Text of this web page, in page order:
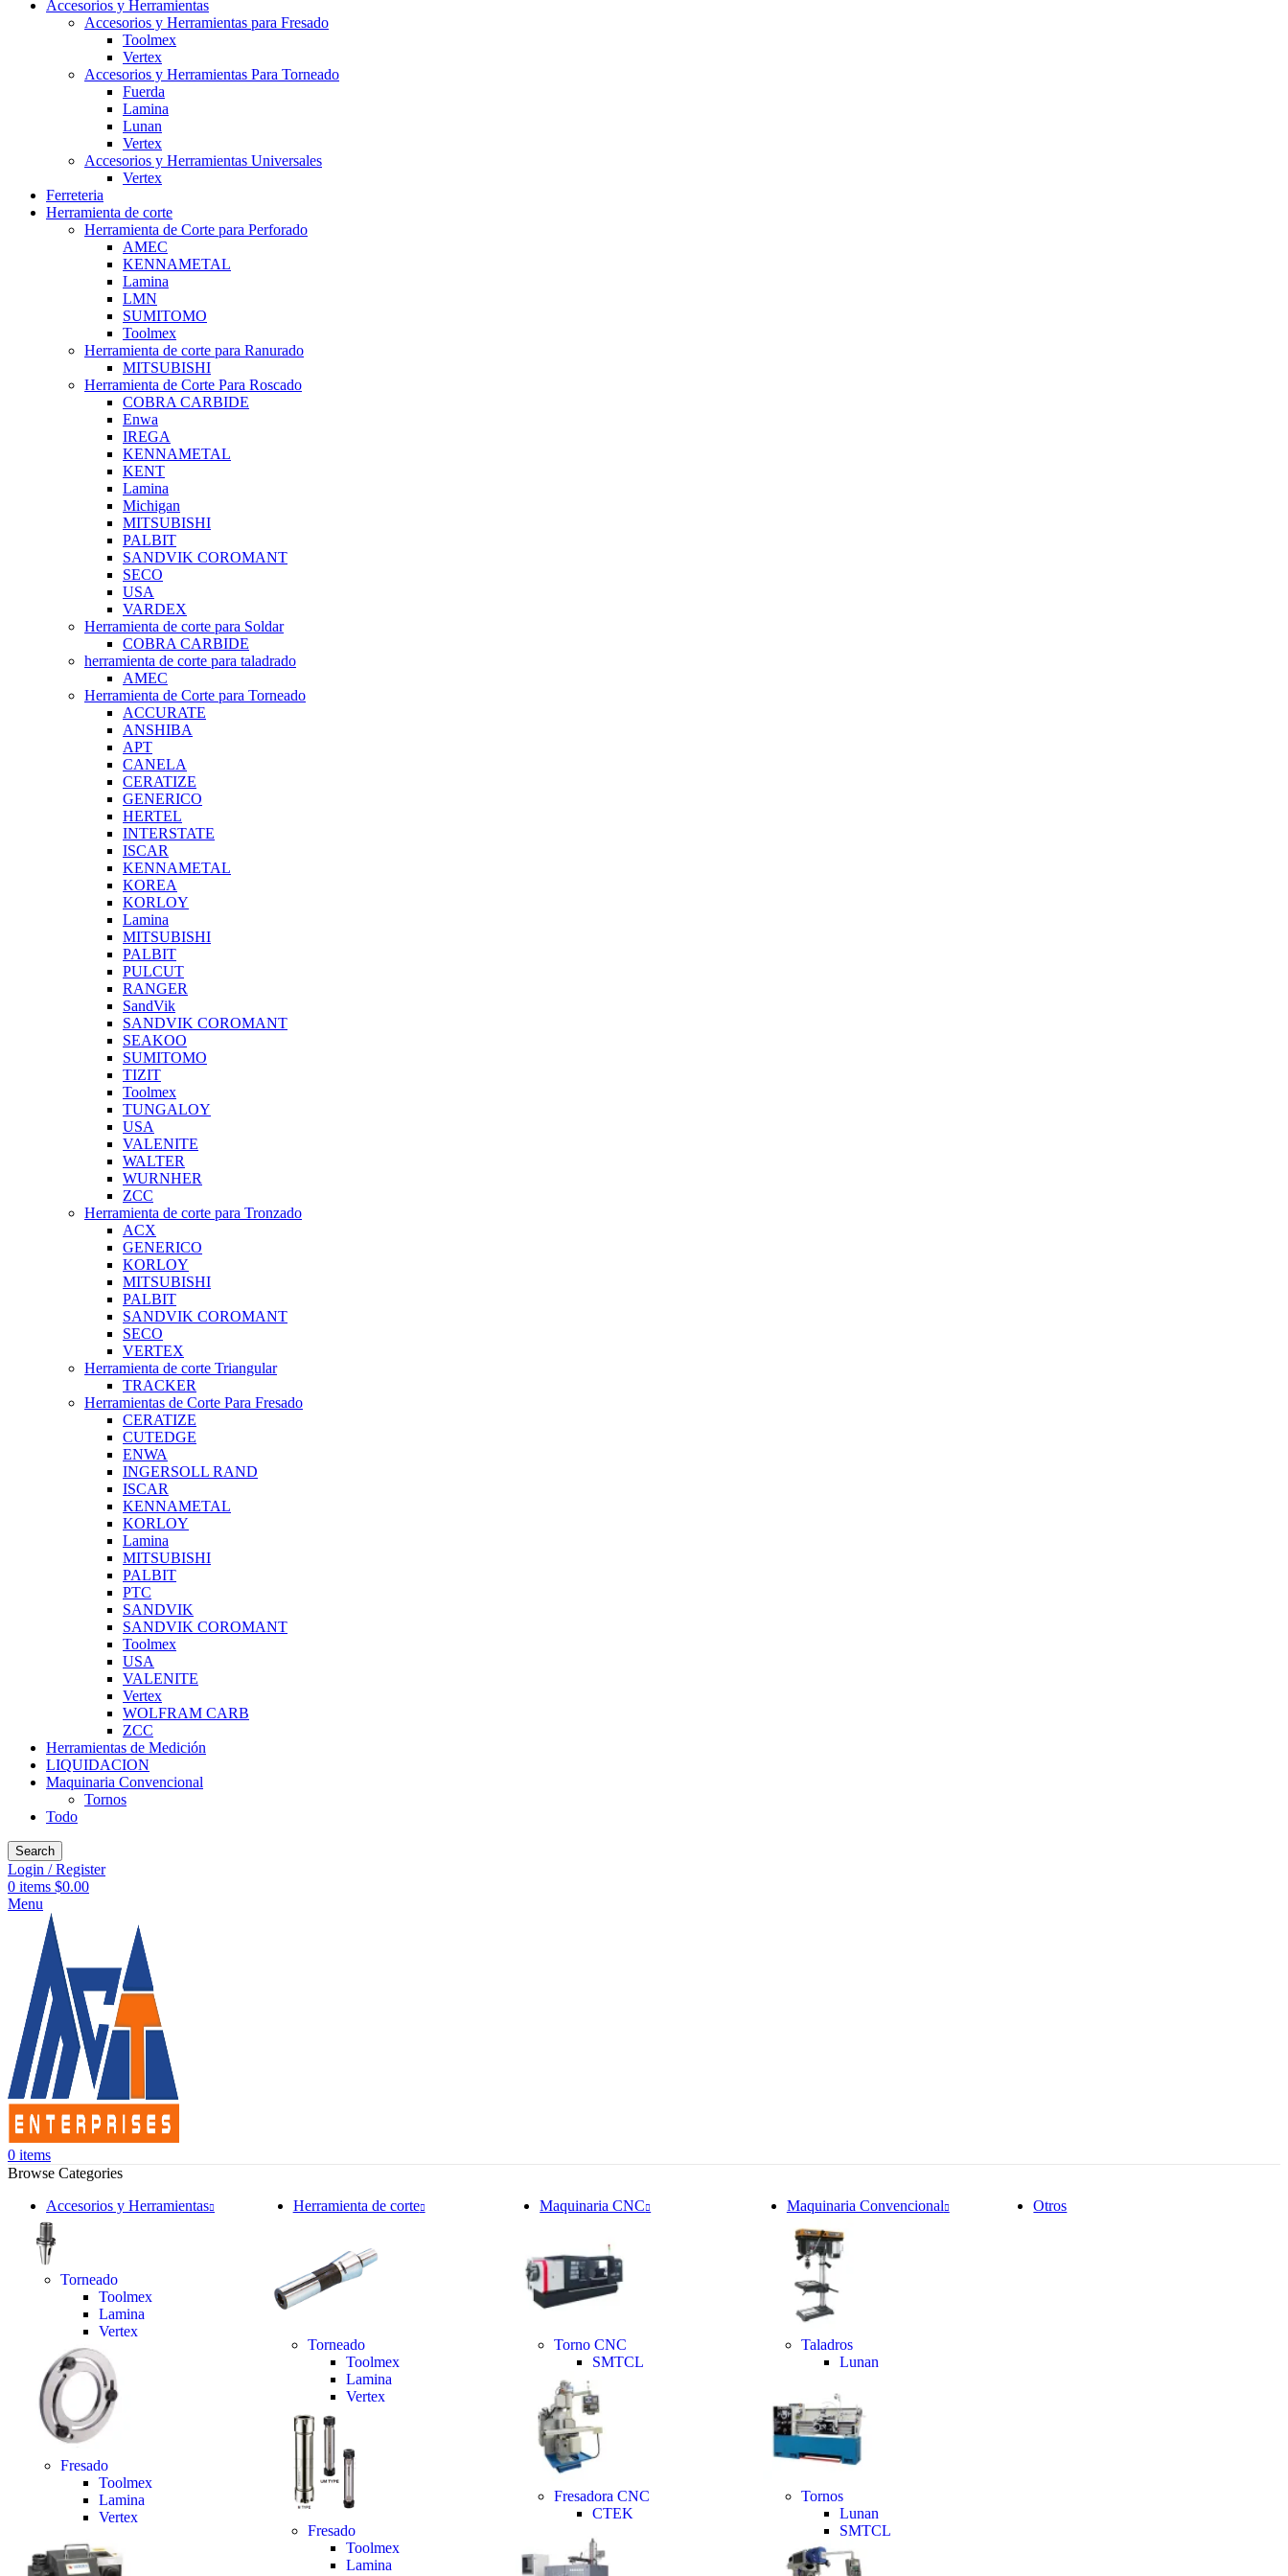
Accesorios y Herramientas
Accesorios y Herramientas para Fresado
Toolmex
Vertex
Accesorios y Herramientas Para Torneado
Fuerda
Lamina
Lunan
Vertex
Accesorios y Herramientas Universales
Vertex
Ferreteria
Herramienta de corte
Herramienta de Corte para Perforado
AMEC
KENNAMETAL
Lamina
LMN
SUMITOMO
Toolmex
Herramienta de corte para Ranurado
MITSUBISHI
Herramienta de Corte Para Roscado
COBRA CARBIDE
Enwa
IREGA
KENNAMETAL
KENT
Lamina
Michigan
MITSUBISHI
PALBIT
SANDVIK COROMANT
SECO
USA
VARDEX
Herramienta de corte para Soldar
COBRA CARBIDE
herramienta de corte para taladrado
AMEC
Herramienta de Corte para Torneado
ACCURATE
ANSHIBA
APT
CANELA
CERATIZE
GENERICO
HERTEL
INTERSTATE
ISCAR
KENNAMETAL
KOREA
KORLOY
Lamina
MITSUBISHI
PALBIT
PULCUT
RANGER
SandVik
SANDVIK COROMANT
SEAKOO
SUMITOMO
TIZIT
Toolmex
TUNGALOY
USA
VALENITE
WALTER
WURNHER
ZCC
Herramienta de corte para Tronzado
ACX
GENERICO
KORLOY
MITSUBISHI
PALBIT
SANDVIK COROMANT
SECO
VERTEX
Herramienta de corte Triangular
TRACKER
Herramientas de Corte Para Fresado
CERATIZE
CUTEDGE
ENWA
INGERSOLL RAND
ISCAR
KENNAMETAL
KORLOY
Lamina
MITSUBISHI
PALBIT
PTC
SANDVIK
SANDVIK COROMANT
Toolmex
USA
VALENITE
Vertex
WOLFRAM CARB
ZCC
Herramientas de Medición
LIQUIDACION
Maquinaria Convencional
Tornos
Todo
Search
Login / Register
0 items $0.00
Menu
0 items
Browse Categories
Accesorios y Herramientas
Torneado
Toolmex
Lamina
Vertex
Fresado
Toolmex
Lamina
Vertex
Herramienta de corte
Torneado
Toolmex
Lamina
Vertex
Fresado
Toolmex
Lamina
Maquinaria CNC
Torno CNC
SMTCL
Fresadora CNC
CTEK
Maquinaria Convencional
Taladros
Lunan
Tornos
Lunan
SMTCL
Otros